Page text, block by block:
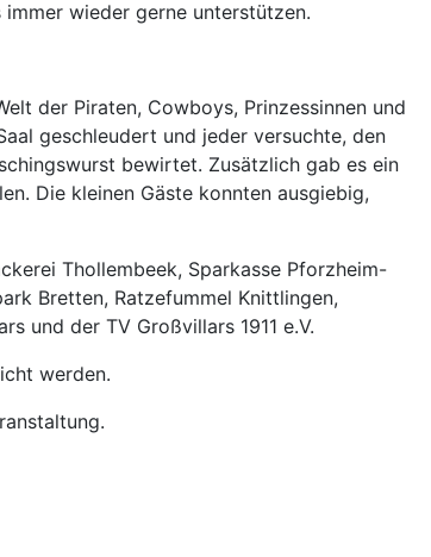
wieder gerne unterstützen.
der Piraten, Cowboys, Prinzessinnen und
geschleudert und jeder versuchte, den
bewirtet. Zusätzlich gab es ein
Die kleinen Gäste konnten ausgiebig,
Thollembeek, Sparkasse Pforzheim-
Bretten, Ratzefummel Knittlingen,
und der TV Großvillars 1911 e.V.
werden.